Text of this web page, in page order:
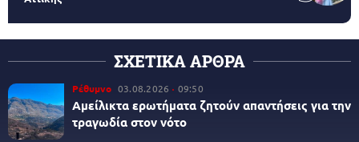
ΣΧΕΤΙΚΑ ΑΡΘΡΑ
Ρέθυμνο 03.08.2026 09:50
Αμείλικτα ερωτήματα ζητούν απαντήσεις για την
τραγωδία στον νότο